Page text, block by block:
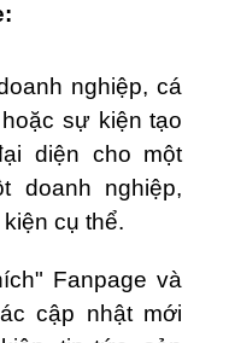
nghiệp, cá
sự kiện tạo
diện cho một
doanh nghiệp,
cụ thể.
Fanpage và
cập nhật mới